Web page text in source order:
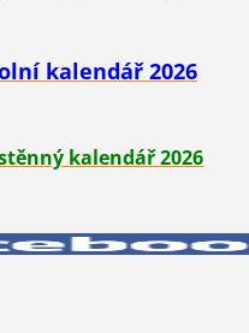
kalendář 2026
kalendář 2026